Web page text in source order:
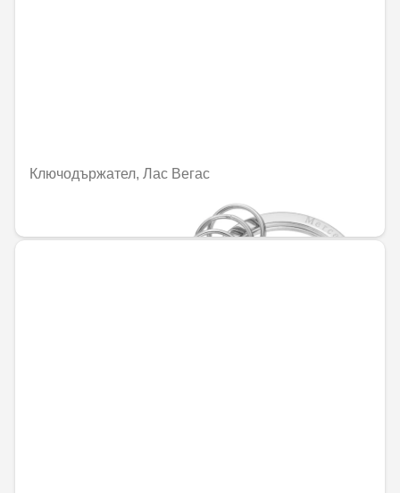
Ключодържател, Лас Вегас